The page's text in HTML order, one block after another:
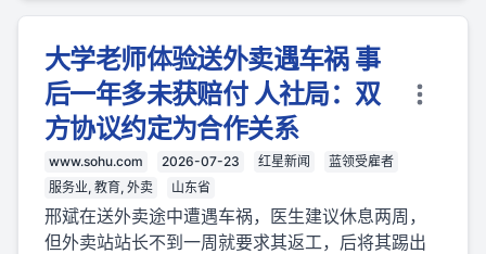
大学老师体验送外卖遇车祸 事
后一年多未获赔付 人社局：双
方协议约定为合作关系
www.sohu.com 2026-07-23 红星新闻
蓝领受雇者
服务业, 教育, 外卖
山东省
邢斌在送外卖途中遭遇车祸，医生建议休息两周，
但外卖站站长不到一周就要求其返工，后将其踢出